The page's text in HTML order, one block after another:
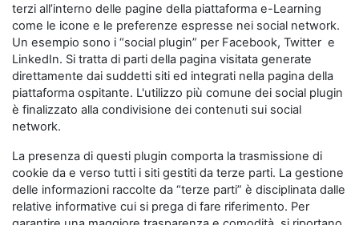
terzi all’interno delle pagine della piattaforma e-Learning
come le icone e le preferenze espresse nei social network.
Un esempio sono i “social plugin” per Facebook, Twitter e
LinkedIn. Si tratta di parti della pagina visitata generate
direttamente dai suddetti siti ed integrati nella pagina della
piattaforma ospitante. L'utilizzo più comune dei social plugin
è finalizzato alla condivisione dei contenuti sui social
network.
La presenza di questi plugin comporta la trasmissione di
cookie da e verso tutti i siti gestiti da terze parti. La gestione
delle informazioni raccolte da “terze parti” è disciplinata dalle
relative informative cui si prega di fare riferimento. Per